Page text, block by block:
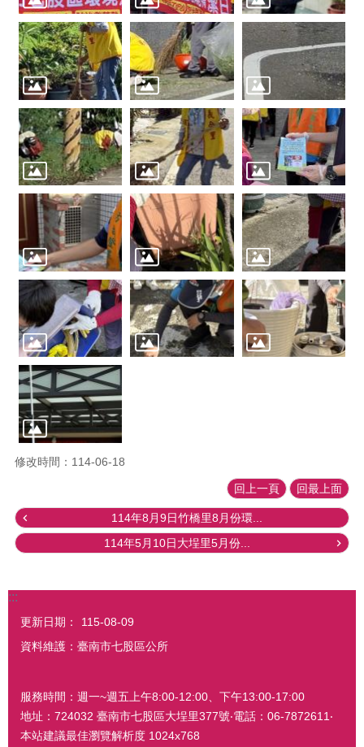
修改時間：114-06-18
回上一頁 回最上面
114年8月9日竹橋里8月份環...
114年5月10日大埕里5月份...
:::
更新日期：
115-08-09
資料維護：臺南市七股區公所
服務時間：週一~週五上午8:00-12:00、下午13:00-17:00
地址：724032 臺南市七股區大埕里377號‧電話：06-7872611‧
本站建議最佳瀏覽解析度 1024x768